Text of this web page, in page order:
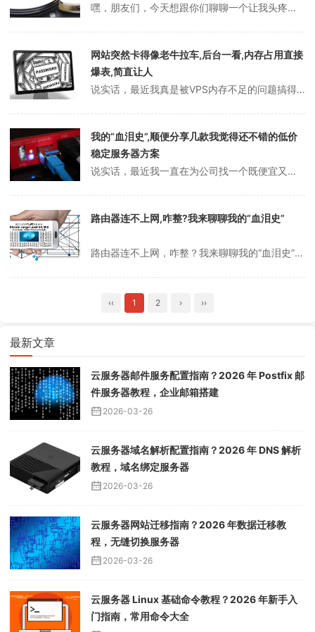
嘿，朋友们，今天想跟你们聊聊一个让我头疼了好一阵子的话题——怎么给企业挑个靠谱的终端服务器硬件配置。说实话，这事儿一开始真把我搞得晕头转向，毕竟咱也不是啥技术大牛，就是个想让公司运转顺畅的小老板。你是不是也有过这种感觉？觉得自己像在迷宫里转圈，啥都不懂还得硬着头皮上？先说说我的经历吧。刚开始的时候，我本来想随...
网站突然卡得像老牛拉车,后台一看,内存占用直接
爆表,简直让人
说实话，最近我真是被VPS内存不足的问题搞得头大。你是不是也有过那种感觉？网站突然卡得像老牛拉车，后台一看，内存占用直接爆表，简直让人抓狂！作为一个用VPS跑网站的普通人，我可是吃过不少亏，今天就想跟大家聊聊我是怎么一步步搞定这个问题的，分享点心得，也算给自己一个总结吧。先说说为啥VPS内存老是不够用吧。老实...
我的“血泪史”,顺便分享几款我觉得还不错的低价
稳定服务器方案
说实话，最近我一直在为公司找一个既便宜又稳定的服务器方案，简直是头都大了！你是不是也有这种感觉？一边是预算有限，一边又怕选了个不靠谱的服务器，网站三天两头宕机，客户投诉不断，搞得自己心力交瘁。哎，创业不易啊！今天我就来跟大家聊聊我的“血泪史”，顺便分享几款我觉得还不错的低价稳定服务器方案，希望能帮到有同样困惑...
路由器连不上网,咋整?我来聊聊我的“血泪史”
路由器连不上网，咋整？我来聊聊我的“血泪史”说实话，路由器连不上网这种事，简直能把人逼疯！你是不是也有过那种急着开视频会议，结果网络直接“罢工”的崩溃时刻？老实讲，我前段时间就遇到过这种糟心事，工作文档传不上去，游戏也卡得要命，气得我差点把路由器给砸了！今天就来跟大家聊聊我是怎么折腾着解决这个问题的，顺便分享...
‹‹ 1 2 › ››
最新文章
云服务器邮件服务配置指南？2026 年 Postfix 邮
件服务器教程，企业邮箱搭建
2026-03-26
云服务器域名解析配置指南？2026 年 DNS 解析
教程，域名绑定服务器
2026-03-26
云服务器网站迁移指南？2026 年数据迁移教
程，无缝切换服务器
2026-03-26
云服务器 Linux 基础命令教程？2026 年新手入
门指南，常用命令大全